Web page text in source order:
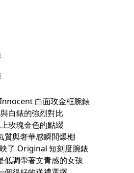
Innocent 白面玫金框腕錶
白錶的強烈對比
玫瑰金色的點綴
質與奢華感瞬間爆棚
了 Original 短刻度腕錶
低調帶著文青感的女孩